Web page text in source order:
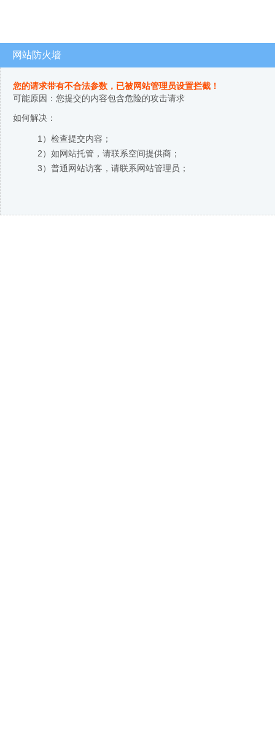
网站防火墙
您的请求带有不合法参数，已被网站管理员设置拦截！
可能原因：您提交的内容包含危险的攻击请求
如何解决：
1）检查提交内容；
2）如网站托管，请联系空间提供商；
3）普通网站访客，请联系网站管理员；